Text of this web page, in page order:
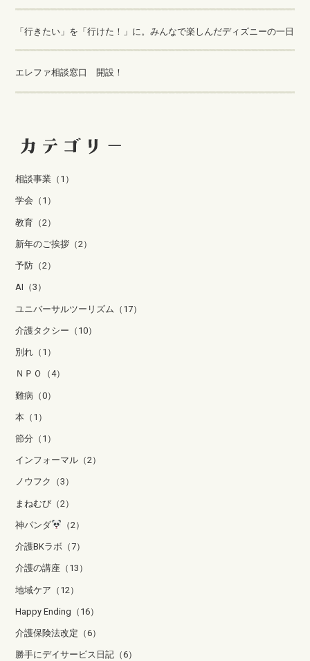
「行きたい」を「行けた！」に。みんなで楽しんだディズニーの一日
エレファ相談窓口 開設！
相談事業（1）
学会（1）
教育（2）
新年のご挨拶（2）
予防（2）
AI（3）
ユニバーサルツーリズム（17）
介護タクシー（10）
別れ（1）
ＮＰＯ（4）
難病（0）
本（1）
節分（1）
インフォーマル（2）
ノウフク（3）
まねむび（2）
神パンダ （2）
介護BKラボ（7）
介護の講座（13）
地域ケア（12）
Happy Ending（16）
介護保険法改定（6）
勝手にデイサービス日記（6）